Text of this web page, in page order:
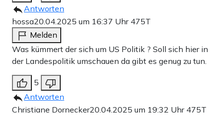
Antworten
hossa20.04.2025 um 16:37 Uhr 475T
Melden
Was kümmert der sich um US Politik ? Soll sich hier in
der Landespolitik umschauen da gibt es genug zu tun.
5
Antworten
Christiane Dornecker20.04.2025 um 19:32 Uhr 475T